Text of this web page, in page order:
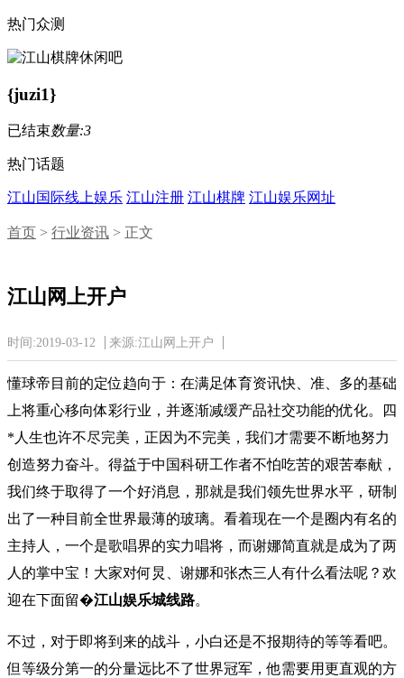
热门众测
{juzi1}
已结束数量:3
热门话题
江山国际线上娱乐 江山注册 江山棋牌 江山娱乐网址
首页 > 行业资讯 > 正文
江山网上开户
时间:2019-03-12 来源:江山网上开户
懂球帝目前的定位趋向于：在满足体育资讯快、准、多的基础
上将重心移向体彩行业，并逐渐减缓产品社交功能的优化。四
*人生也许不尽完美，正因为不完美，我们才需要不断地努力
创造努力奋斗。得益于中国科研工作者不怕吃苦的艰苦奉献，
我们终于取得了一个好消息，那就是我们领先世界水平，研制
出了一种目前全世界最薄的玻璃。看着现在一个是圈内有名的
主持人，一个是歌唱界的实力唱将，而谢娜简直就是成为了两
人的掌中宝！大家对何炅、谢娜和张杰三人有什么看法呢？欢
迎在下面留�江山娱乐城线路。
不过，对于即将到来的战斗，小白还是不报期待的等等看吧。
但等级分第一的分量远比不了世界冠军，他需要用更直观的方